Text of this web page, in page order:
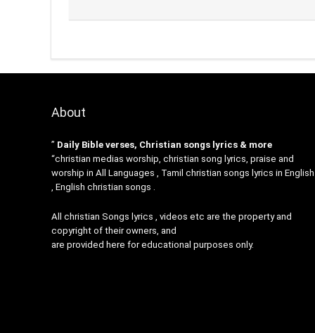
About
” Daily Bible verses, Christian songs lyrics & more
“christian medias worship, christian song lyrics, praise and
worship in All Languages , Tamil christian songs lyrics in English
, English christian songs .
All christian Songs lyrics , videos etc are the property and
copyright of their owners, and
are provided here for educational purposes only.